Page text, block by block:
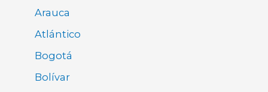
Arauca
Atlántico
Bogotá
Bolívar